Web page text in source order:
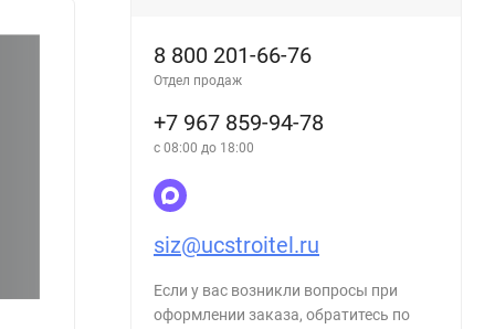
8 800 201-66-76
Отдел продаж
+7 967 859-94-78
с 08:00 до 18:00
siz@ucstroitel.ru
Если у вас возникли вопросы при
оформлении заказа, обратитесь по